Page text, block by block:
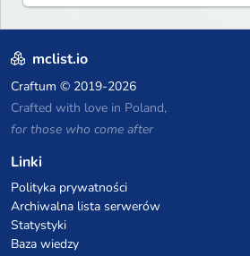
mclist.io
Craftum © 2019-2026
Crafted with love in Poland,
for those who come after
Linki
Polityka prywatności
Archiwalna lista serwerów
Statystyki
Baza wiedzy